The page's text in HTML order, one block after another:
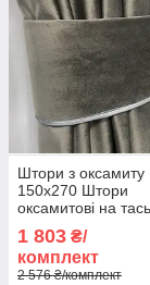
Штори з
150х270 Штори
оксамитові на
Штори з
Колір Сірий
1 803 ₴/
комплект
2 576 ₴/комплект